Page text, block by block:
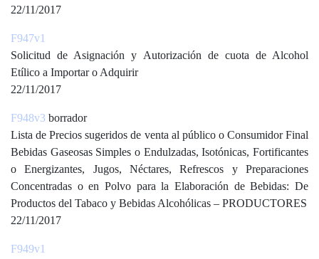
22/11/2017
F947v1
Solicitud de Asignación y Autorización de cuota de Alcohol
Etílico a Importar o Adquirir
22/11/2017
F948v3 borrador
Lista de Precios sugeridos de venta al público o Consumidor Final
Bebidas Gaseosas Simples o Endulzadas, Isotónicas, Fortificantes
o Energizantes, Jugos, Néctares, Refrescos y Preparaciones
Concentradas o en Polvo para la Elaboración de Bebidas: De
Productos del Tabaco y Bebidas Alcohólicas – PRODUCTORES
22/11/2017
F949v1